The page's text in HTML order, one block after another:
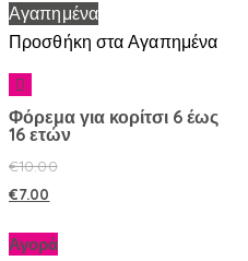
Αγαπημένα
Προσθήκη στα Αγαπημένα
Φόρεμα για κορίτσι 6 έως
16 ετών
€10.00
€7.00
Αγορά